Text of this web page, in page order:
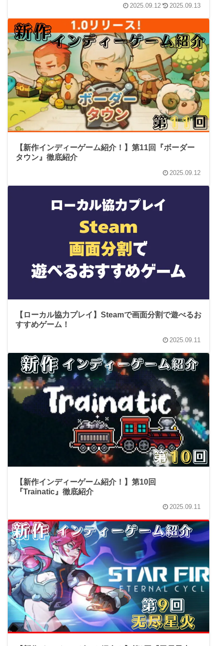
2025.09.12 2025.09.13
【新作インディーゲーム紹介！】第11回『ボーダー
タウン』徹底紹介
2025.09.12
【ローカル協力プレイ】Steamで画面分割で遊べるお
すすめゲーム！
2025.09.11
【新作インディーゲーム紹介！】第10回
『Trainatic』徹底紹介
2025.09.11